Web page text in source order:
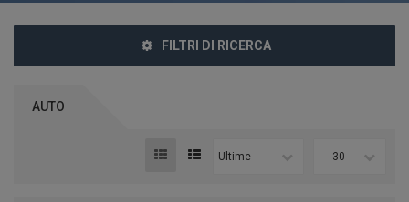
FILTRI DI RICERCA
AUTO
Ultime 30